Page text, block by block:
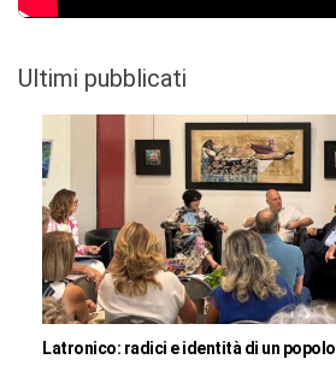
Ultimi pubblicati
Latronico: radici e identità di un popolo